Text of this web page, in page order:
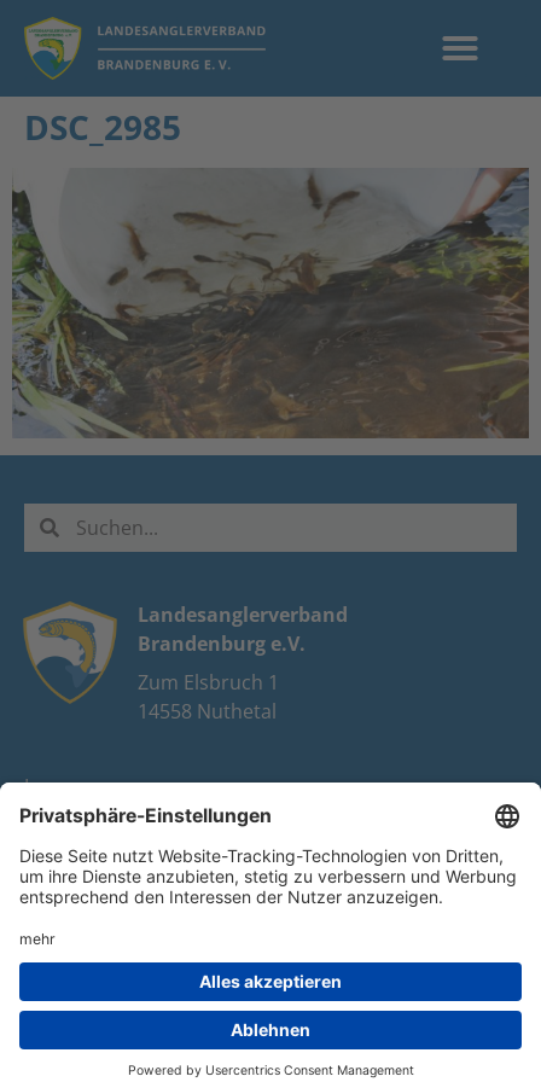
DSC_2985
Landesanglerverband
Brandenburg e.V.
Zum Elsbruch 1
14558 Nuthetal
Impressum
Datenschutz
FAQ